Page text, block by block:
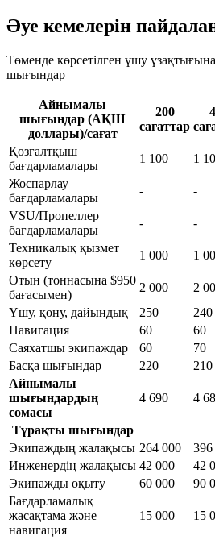
Әуе кемелерін
Төменде көрсетілген ұшу
шығындар
Айнымалы
шығындар (АҚШ
доллары)/сағат
200
сағаттар
Қозғалтқыш
бағдарламалары
1 100 1
Жоспарлау
бағдарламалары
- -
VSU/Пропеллер
бағдарламалары
- -
Техникалық қызмет
көрсету
1 000 1
Отын (тоннасына $950
бағасымен)
2 000 2
Ұшу, қону, дайындық
250 240
Навигация
60 60
Саяхатшы экипаждар
60 70
Басқа шығындар
220 210
Айнымалы
шығындардың
сомасы
4 690 4
Тұрақты шығындар
Экипаждың жалақысы 264 000 396
Инженердің жалақысы 42 000 42
Экипажды оқыту
60 000 90
Бағдарламалық
жасақтама және
навигация
15 000 15